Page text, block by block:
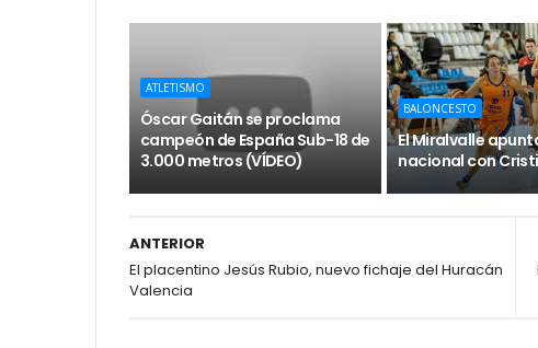
ATLETISMO
Óscar Gaitán se proclama
campeón de España Sub-18 de
3.000 metros (VÍDEO)
BALONCESTO
El Miralvalle
nacional con
ANTERIOR
El placentino Jesús Rubio, nuevo fichaje del Huracán
Valencia